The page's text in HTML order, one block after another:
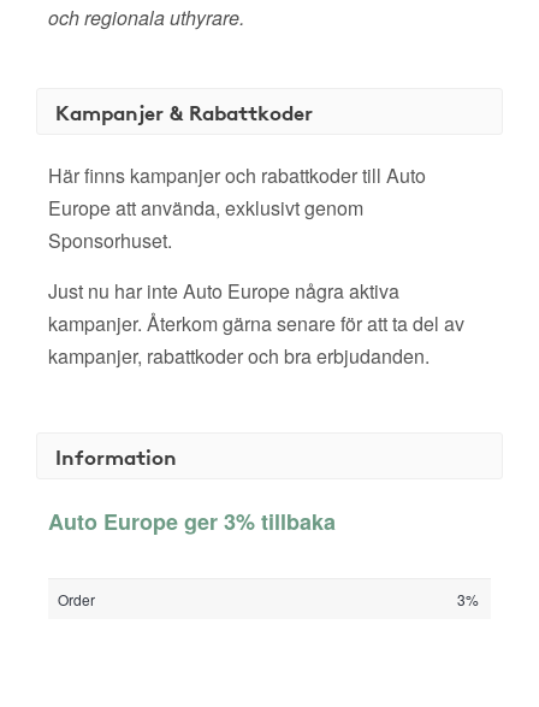
och regionala uthyrare.
Kampanjer & Rabattkoder
Här finns kampanjer och rabattkoder till Auto
Europe att använda, exklusivt genom
Sponsorhuset.
Just nu har inte Auto Europe några aktiva
kampanjer. Återkom gärna senare för att ta del av
kampanjer, rabattkoder och bra erbjudanden.
Information
Auto Europe ger 3% tillbaka
Order 3%